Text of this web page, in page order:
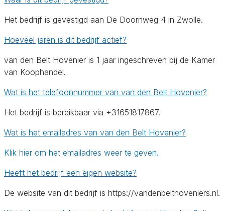
Het bedrijf is gevestigd aan De Doornweg 4 in Zwolle.
Hoeveel jaren is dit bedrijf actief?
van den Belt Hovenier is 1 jaar ingeschreven bij de Kamer
van Koophandel.
Wat is het telefoonnummer van van den Belt Hovenier?
Het bedrijf is bereikbaar via +31651817867.
Wat is het emailadres van van den Belt Hovenier?
Klik hier om het emailadres weer te geven.
Heeft het bedrijf een eigen website?
De website van dit bedrijf is https://vandenbelthoveniers.nl.